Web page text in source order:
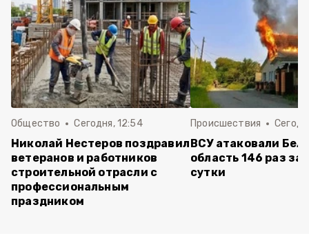
Общество Сегодня, 12:54
Николай Нестеров поздравил
ветеранов и работников
строительной отрасли с
профессиональным
праздником
Происшествия
ВСУ атаковали
область 146 раз
сутки